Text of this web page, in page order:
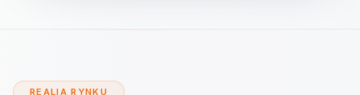
REALIA RYNKU